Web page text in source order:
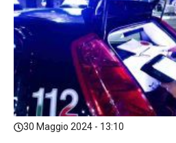
30 Maggio 2024 - 13:10